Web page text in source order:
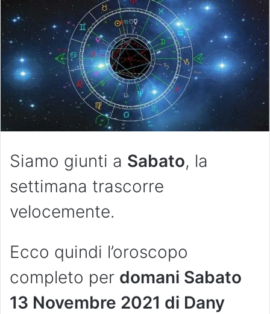
Siamo giunti a Sabato, la
settimana trascorre
velocemente.
Ecco quindi l’oroscopo
completo per domani Sabato
13 Novembre 2021 di Dany